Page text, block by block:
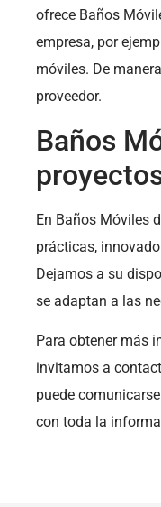
ofrece Baños
empresa, por
móviles. De
proveedor.
Baños
En Baños Móviles
prácticas,
Dejamos a su
se adaptan a las
Para obtener más
invitamos a
puede
con toda la